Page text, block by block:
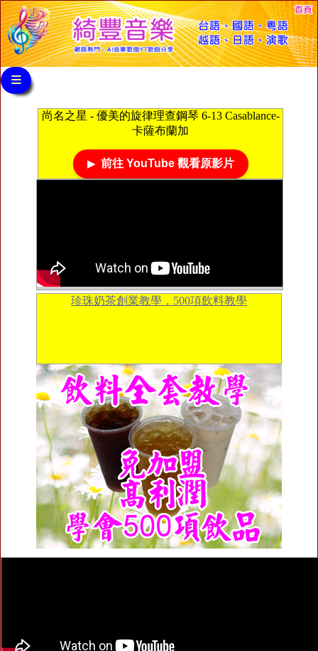
≡
尚名之星 - 優美的旋律理查鋼琴 6-13 Casablance-
卡薩布蘭加
前往 YouTube 觀看原影片
珍珠奶茶創業教學，500項飲料教學